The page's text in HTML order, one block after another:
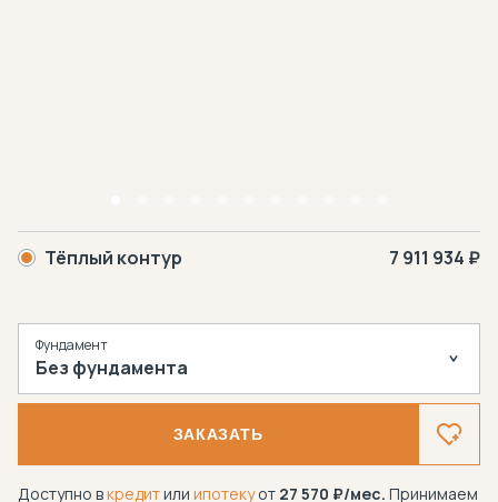
Тёплый контур 7 911 934 ₽
Фундамент
Без фундамента
ЗАКАЗАТЬ
Доступно вкредитили ипотекуот 27 570 /мес. Принимаем